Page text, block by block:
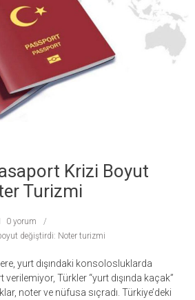
Krizi Boyut
Turizmi
0 yorum
değiştirdi: Noter turizmi
yurt dışındaki konsolosluklarda
Türkler “yurt dışında kaçak”
noter ve nüfusa sıçradı. Türkiye’deki